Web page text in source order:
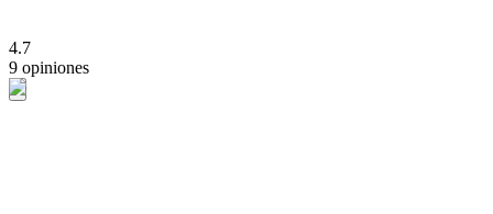
4.7
9 opiniones